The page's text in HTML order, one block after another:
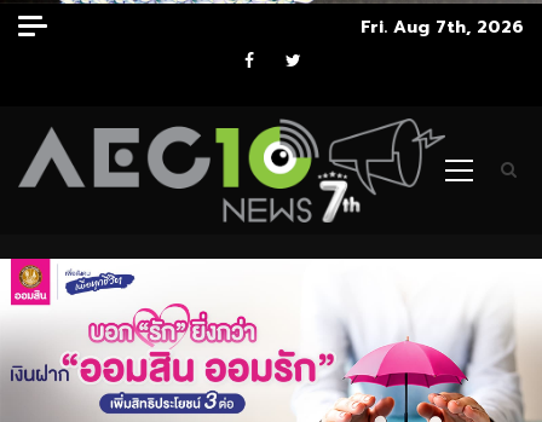
Skip
to
Fri. Aug 7th, 2026
Facebook
Twitter
Primary